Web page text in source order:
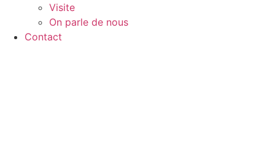
Visite
On parle de nous
Contact